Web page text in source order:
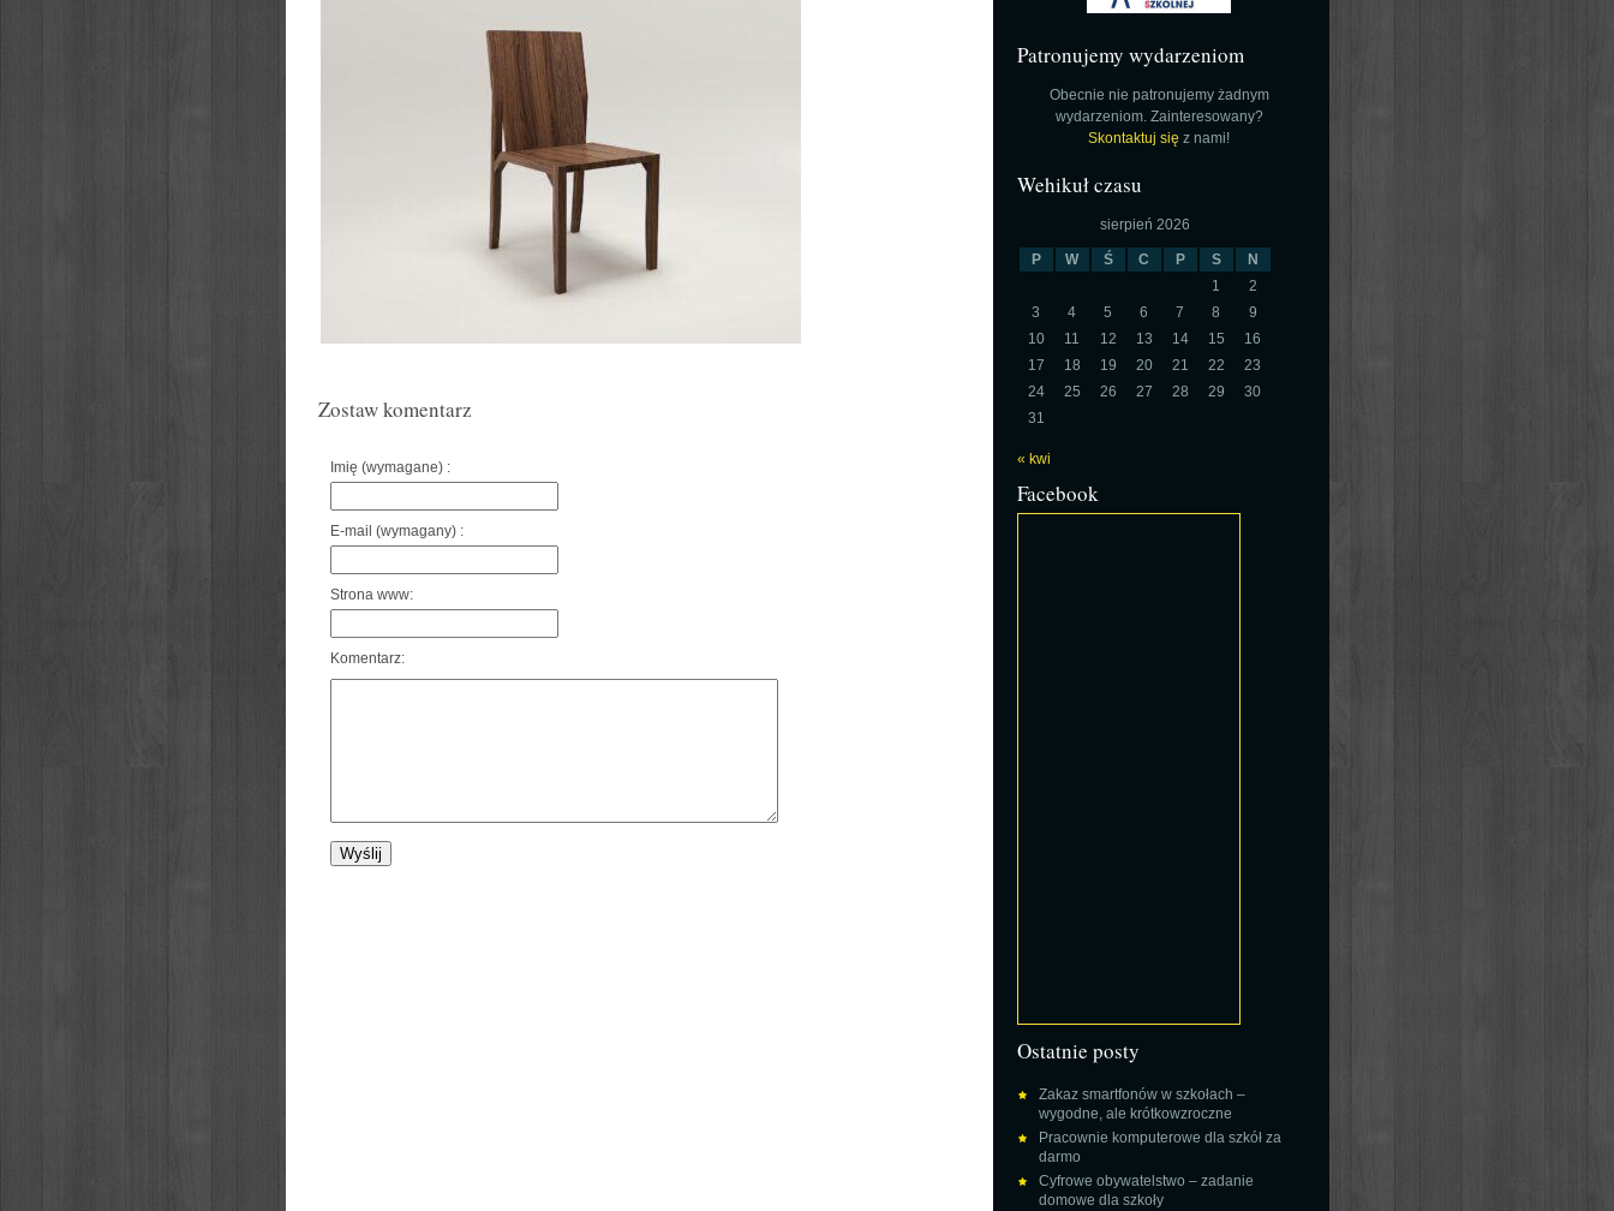
Zostaw komentarz
Imię (wymagane) :
E-mail (wymagany) :
Strona www:
Komentarz:
Patronujemy wydarzeniom
Obecnie nie patronujemy żadnym
wydarzeniom. Zainteresowany?
Skontaktuj się z nami!
Wehikuł czasu
sierpień 2026
P W Ś C P S
N
1
2
3
4 5 6 7 8
9
10
11 12 13 14 15
16
17
18 19 20 21 22
23
24
25 26 27 28 29
30
31
« kwi
Facebook
Ostatnie posty
Zakaz smartfonów w szkołach –
wygodne, ale krótkowzroczne
Pracownie komputerowe dla szkół za
darmo
Cyfrowe obywatelstwo – zadanie
domowe dla szkoły